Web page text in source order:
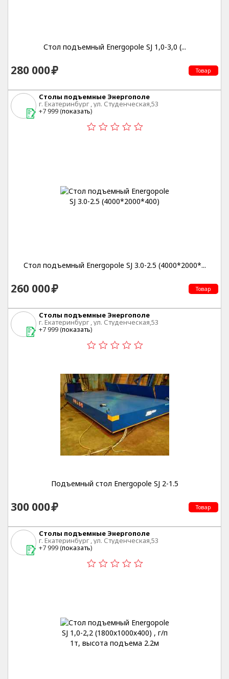
Стол подъемный Energopole SJ 1,0-3,0 (...
280 000 Товар
Столы подъемные Энергополе
г. Екатеринбург , ул. Студенческая,53
+7 999 (показать)
Стол подъемный Energopole SJ 3.0-2.5 (4000*2000*...
260 000 Товар
Столы подъемные Энергополе
г. Екатеринбург , ул. Студенческая,53
+7 999 (показать)
Подъемный стол Energopole SJ 2-1.5
300 000 Товар
Столы подъемные Энергополе
г. Екатеринбург , ул. Студенческая,53
+7 999 (показать)